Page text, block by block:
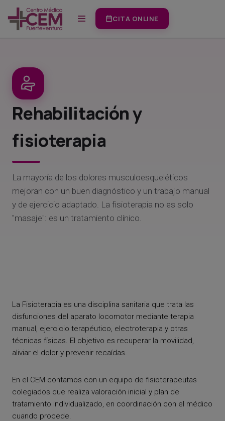
Saltar
CITA ONLINE
Rehabilitación y
fisioterapia
La mayoría de los dolores musculoesqueléticos
mejoran con un buen diagnóstico y un trabajo manual
y de ejercicio adaptado. La fisioterapia no es solo
"masaje": es un tratamiento clínico.
La Fisioterapia es una disciplina sanitaria que trata las
disfunciones del aparato locomotor mediante terapia
manual, ejercicio terapéutico, electroterapia y otras
técnicas físicas. El objetivo es recuperar la movilidad,
aliviar el dolor y prevenir recaídas.
En el CEM contamos con un equipo de fisioterapeutas
colegiados que realiza valoración inicial y plan de
tratamiento individualizado, en coordinación con el médico
cuando procede.